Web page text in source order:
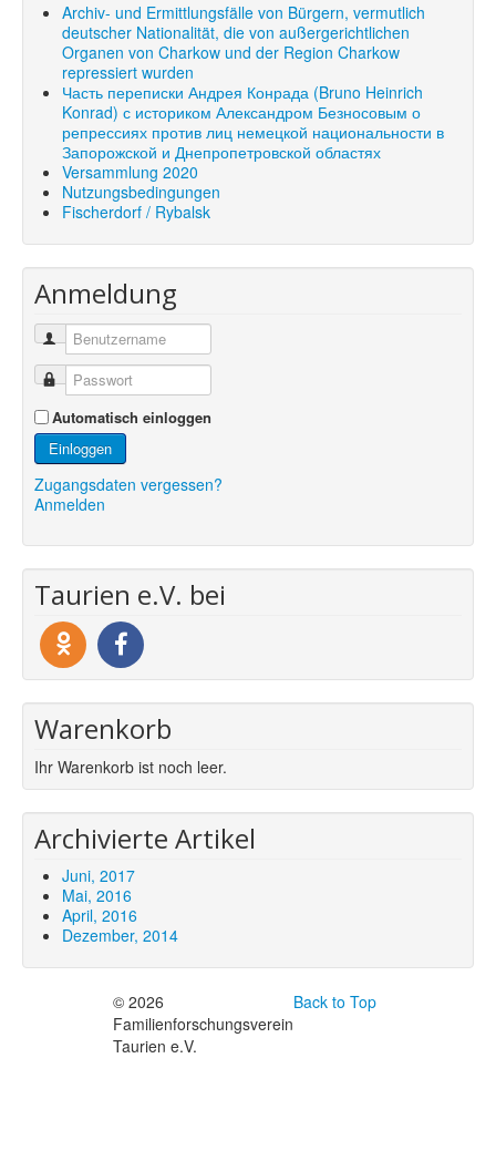
Archiv- und Ermittlungsfälle von Bürgern, vermutlich
deutscher Nationalität, die von außergerichtlichen
Organen von Charkow und der Region Charkow
repressiert wurden
Часть переписки Андрея Конрада (Bruno Heinrich
Konrad) с историком Александром Безносовым о
репрессиях против лиц немецкой национальности в
Запорожской и Днепропетровской областях
Versammlung 2020
Nutzungsbedingungen
Fischerdorf / Rybalsk
Anmeldung
Automatisch einloggen
Einloggen
Zugangsdaten vergessen?
Anmelden
Taurien e.V. bei
Warenkorb
Ihr Warenkorb ist noch leer.
Archivierte Artikel
Juni, 2017
Mai, 2016
April, 2016
Dezember, 2014
Back to Top
© 2026
Familienforschungsverein
Taurien e.V.